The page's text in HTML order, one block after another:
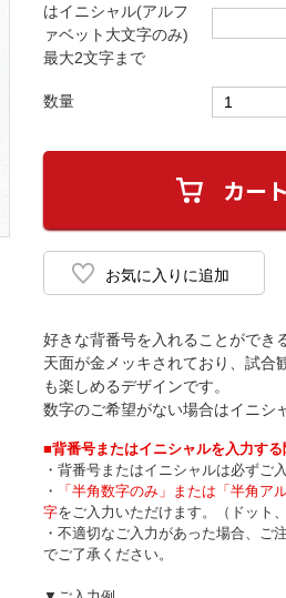
はイニシャル(アルフ
ァベット大文字のみ)
最大2文字まで
数量
好きな背番号を入れることができ
天面が金メッキされており、試合
も楽しめるデザインです。
数字のご希望がない場合はイニシ
■背番号またはイニシャルを入力す
・背番号またはイニシャルは必ずご
・
「半角数字のみ」または「半角ア
字をご入力いただけます。（ドット
・不適切なご入力があった場合、ご
でご了承ください。